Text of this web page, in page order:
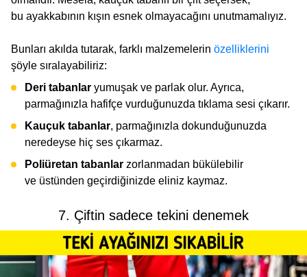
bu ayakkabının kışın esnek olmayacağını unutmamalıyız.
Bunları akılda tutarak, farklı malzemelerin özelliklerini
şöyle sıralayabiliriz:
Deri tabanlar yumuşak ve parlak olur. Ayrıca,
parmağınızla hafifçe vurduğunuzda tıklama sesi çıkarır.
Kauçuk tabanlar, parmağınızla dokunduğunuzda
neredeyse hiç ses çıkarmaz.
Poliüretan tabanlar zorlanmadan bükülebilir
ve üstünden geçirdiğinizde eliniz kaymaz.
7. Çiftin sadece tekini denemek